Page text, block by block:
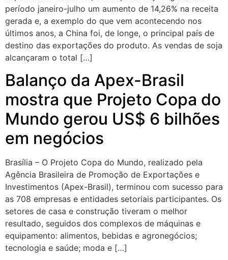
período janeiro-julho um aumento de 14,26% na receita
gerada e, a exemplo do que vem acontecendo nos
últimos anos, a China foi, de longe, o principal país de
destino das exportações do produto. As vendas de soja
alcançaram o total […]
Balanço da Apex-Brasil
mostra que Projeto Copa do
Mundo gerou US$ 6 bilhões
em negócios
Brasília – O Projeto Copa do Mundo, realizado pela
Agência Brasileira de Promoção de Exportações e
Investimentos (Apex-Brasil), terminou com sucesso para
as 708 empresas e entidades setoriais participantes. Os
setores de casa e construção tiveram o melhor
resultado, seguidos dos complexos de máquinas e
equipamento: alimentos, bebidas e agronegócios;
tecnologia e saúde; moda e […]